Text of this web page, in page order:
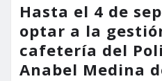
Hasta el 4 de
optar a la
cafetería del
Anabel Medina